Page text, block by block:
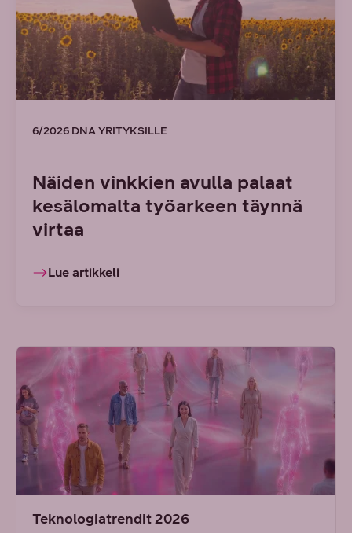
6/2026 DNA YRITYKSILLE
Näiden vinkkien avulla palaat
kesälomalta työarkeen täynnä
virtaa
Lue artikkeli
Teknologiatrendit 2026